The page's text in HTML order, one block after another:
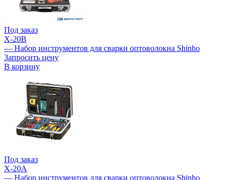
Под заказ
X-20B
— Набор инструментов для сварки оптоволокна Shinho
Запросить цену
В корзину
Под заказ
X-20A
— Набор инструментов для сварки оптоволокна Shinho